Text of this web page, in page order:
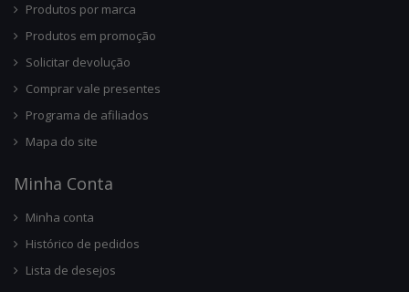
Produtos por marca
Produtos em promoção
Solicitar devolução
Comprar vale presentes
Programa de afiliados
Mapa do site
Minha Conta
Minha conta
Histórico de pedidos
Lista de desejos